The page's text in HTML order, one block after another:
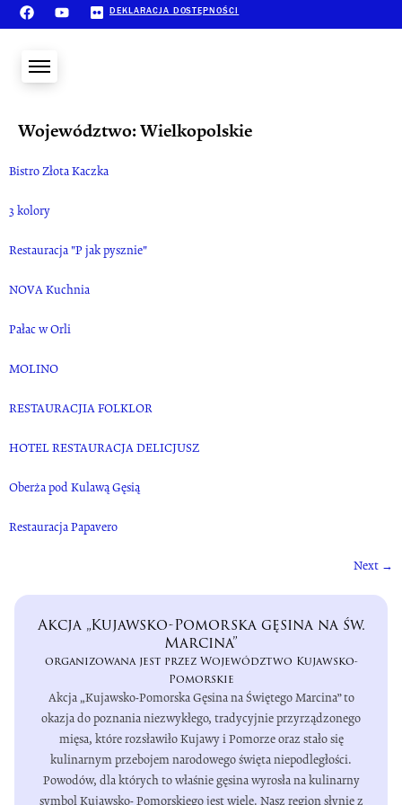
DEKLARACJA DOSTĘPNOŚCI
Województwo:Wielkopolskie
Bistro Złota Kaczka
3 kolory
Restauracja "P jak pysznie"
NOVA Kuchnia
Pałac w Orli
MOLINO
RESTAURACJIA FOLKLOR
HOTEL RESTAURACJA DELICJUSZ
Oberża pod Kulawą Gęsią
Restauracja Papavero
Next →
Akcja „Kujawsko-Pomorska gęsina na św.
Marcina”
organizowana jest przez Województwo Kujawsko-
Pomorskie
Akcja „Kujawsko-Pomorska Gęsina na Świętego Marcina” to
okazja do poznania niezwykłego, tradycyjnie przyrządzonego
mięsa, które rozsławiło Kujawy i Pomorze oraz stało się
kulinarnym przebojem narodowego święta niepodległości.
Powodów, dla których to właśnie gęsina wyrosła na kulinarny
symbol Kujawsko- Pomorskiego jest wiele. Nasz region słynie z